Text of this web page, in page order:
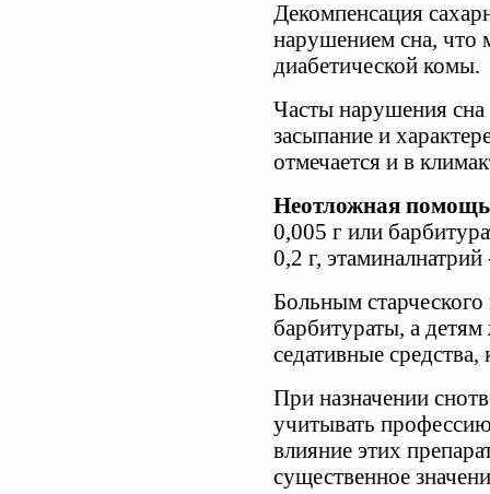
Декомпенсация
нарушением сна, что
диабетической комы.
Часты нарушения сна
засыпание и
отмечается и в
Неотложная
0,005 г или
0,2 г, этаминалнатрий
Больным старческого
барбитураты, а детям
седативные
При назначении
учитывать
влияние этих
существенное